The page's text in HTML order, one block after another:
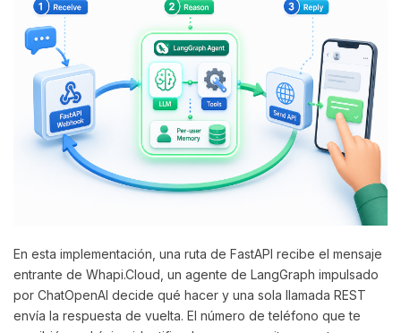
En esta implementación, una ruta de FastAPI recibe el mensaje
entrante de Whapi.Cloud, un agente de LangGraph impulsado
por ChatOpenAI decide qué hacer y una sola llamada REST
envía la respuesta de vuelta. El número de teléfono que te